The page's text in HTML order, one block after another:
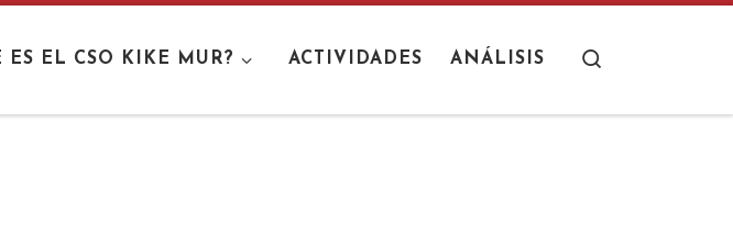
ES EL CSO KIKE MUR? ACTIVIDADES ANÁLISIS